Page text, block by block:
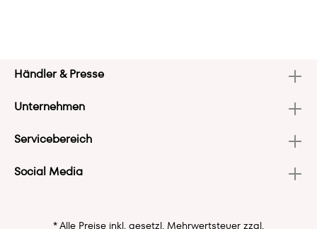
Händler & Presse
Unternehmen
Servicebereich
Social Media
* Alle Preise inkl. gesetzl. Mehrwertsteuer zzgl.